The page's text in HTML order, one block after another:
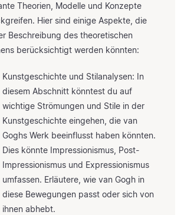
Theorien, Modelle und Konzepte
Hier sind einige Aspekte, die
Beschreibung des theoretischen
berücksichtigt werden könnten:
Kunstgeschichte und Stilanalysen: In
diesem Abschnitt könntest du auf
wichtige Strömungen und Stile in der
Kunstgeschichte eingehen, die van
Goghs Werk beeinflusst haben könnten.
Dies könnte Impressionismus, Post-
Impressionismus und Expressionismus
umfassen. Erläutere, wie van Gogh in
diese Bewegungen passt oder sich von
ihnen abhebt.